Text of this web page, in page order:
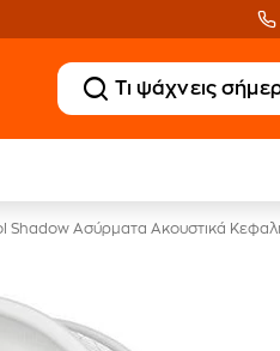
Shadow Ασύρματα Ακουστικά